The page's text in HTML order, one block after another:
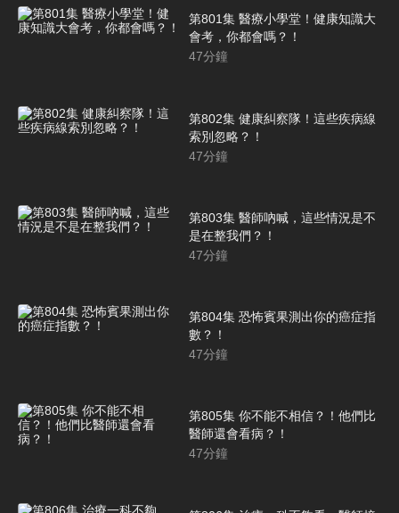
第801集 醫療小學堂！健康知識大
會考，你都會嗎？！
47分鐘
第802集 健康糾察隊！這些疾病線
索別忽略？！
47分鐘
第803集 醫師吶喊，這些情況是不
是在整我們？！
47分鐘
第804集 恐怖賓果測出你的癌症指
數？！
47分鐘
第805集 你不能不相信？！他們比
醫師還會看病？！
47分鐘